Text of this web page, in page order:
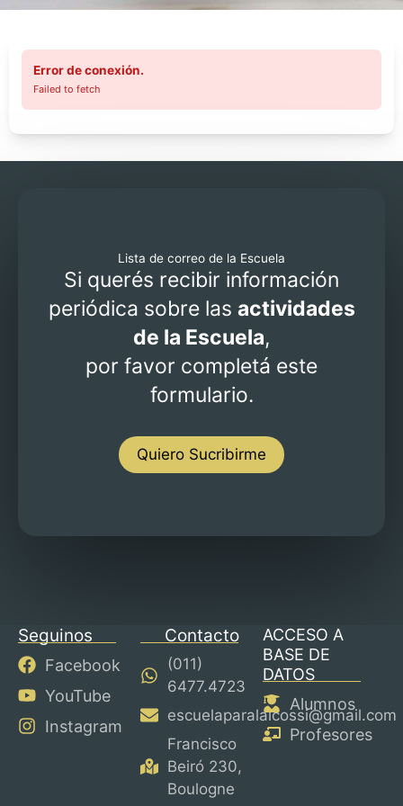
Error de conexión.
Failed to fetch
Lista de correo de la Escuela
Si querés recibir información
periódica sobre las actividades
de la Escuela,
por favor completá este
formulario.
Quiero Sucribirme
Seguinos
Facebook
YouTube
Instagram
Contacto
(011)
6477.4723
escuelaparalaicossi@gmail.com
Francisco
Beiró 230,
Boulogne
ACCESO A
BASE DE
DATOS
Alumnos
Profesores